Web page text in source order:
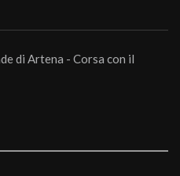
di Artena - Corsa con il